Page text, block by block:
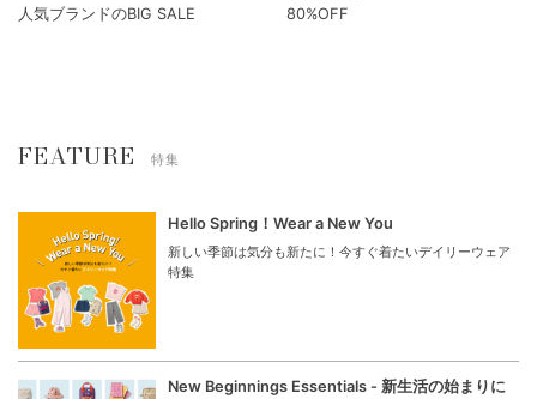
人気ブランドのBIG SALE
80%OFF
FEATURE 特集
Hello Spring！Wear a New You
新しい季節は気分も新たに！今すぐ着たいデイリーウェア
特集
New Beginnings Essentials - 新生活の始まりに